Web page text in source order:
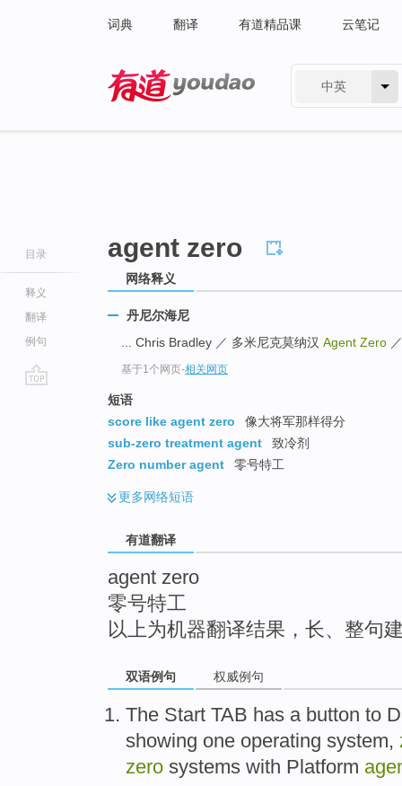
词典 翻译 有道精品课 云笔记
中英
目录
释义
翻译
例句
agent zero
网络释义
丹尼尔海尼
... Chris Bradley ／ 多米尼克莫纳汉 Agent Zero
基于1个网页-相关网页
短语
score like agent zero
像大将军那样得分
sub-zero treatment agent
致冷剂
Zero number agent
零号特工
更多网络短语
有道翻译
agent zero
零号特工
以上为机器翻译结果，长、整句
双语例句 权威例句
The Start TAB has a button to
showing one operating system,
zero systems with Platform